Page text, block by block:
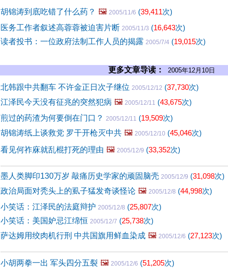
胡锦涛到底吃错了什么药？ 🖼️ 2005/11/6 (39,411次)
医务工作者叙述高蓉蓉被迫害片断 2005/11/3 (16,643次)
读者投书：一位政府法制工作人员的揭露 2005/7/4 (19,015次)
更多文章导读： 2005年12月10日
北韩跟中共翻车 不许金正日次子继位 2005/12/12 (37,730次)
江泽民今天没有征兆的突然犯病 🖼️ 2005/12/11 (43,675次)
煎过的药渣为何要倒在门口？ 2005/12/11 (19,509次)
胡锦涛纸上谈救党 罗干开枪灭中共 🖼️ 2005/12/10 (45,046次)
看见何祚庥就乱棍打死的理由 🖼️ 2005/12/9 (33,352次)
墨人类脚印130万岁 敲痛历史学家的顽固脑壳 2005/12/9 (31,098次)
政治局面对秃头上的虱子猛发奇谈怪论 🖼️ 2005/12/8 (44,998次)
小笑话：江泽民的法庭辩护 2005/12/8 (25,807次)
小笑话：美国妒忌江绵恒 2005/12/7 (25,738次)
萨达姆用绞肉机行刑 中共国旗用鲜血染成 🖼️ 2005/12/6 (27,123次)
小胡两拳一出 军头四分五裂 🖼️ 2005/12/6 (51,205次)